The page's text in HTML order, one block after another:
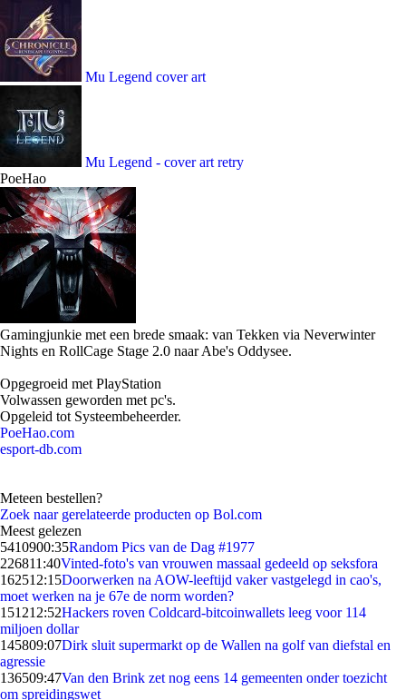
Mu Legend cover art
Mu Legend - cover art retry
PoeHao
Gamingjunkie met een brede smaak: van Tekken via Neverwinter
Nights en RollCage Stage 2.0 naar Abe's Oddysee.
Opgegroeid met PlayStation
Volwassen geworden met pc's.
Opgeleid tot Systeembeheerder.
PoeHao.com
esport-db.com
Meteen bestellen?
Zoek naar gerelateerde producten op Bol.com
Meest gelezen
5410900:35Random Pics van de Dag #1977
226811:40Vinted-foto's van vrouwen massaal gedeeld op seksfora
162512:15Doorwerken na AOW-leeftijd vaker vastgelegd in cao's,
moet werken na je 67e de norm worden?
151212:52Hackers roven Coldcard-bitcoinwallets leeg voor 114
miljoen dollar
145809:07Dirk sluit supermarkt op de Wallen na golf van diefstal en
agressie
136509:47Van den Brink zet nog eens 14 gemeenten onder toezicht
om spreidingswet